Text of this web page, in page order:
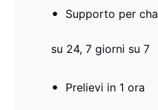
Supporto per
su 24, 7 giorni su 7
Prelievi in ​​1 ora